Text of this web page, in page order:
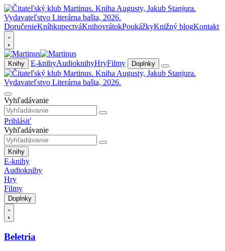
DoručenieKníhkupectváKnihovrátokPoukážkyKnižný blogKontakt
Knihy E-knihyAudioknihyHryFilmy Doplnky
Vyhľadávanie
Prihlásiť
Vyhľadávanie
Knihy
E-knihy
Audioknihy
Hry
Filmy
Doplnky
Beletria